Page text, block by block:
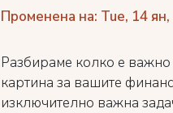
Променена на: Tue, 14
Разбираме колко е важно
картина за вашите
изключително важна